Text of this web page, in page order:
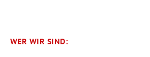
WER WIR SIND: